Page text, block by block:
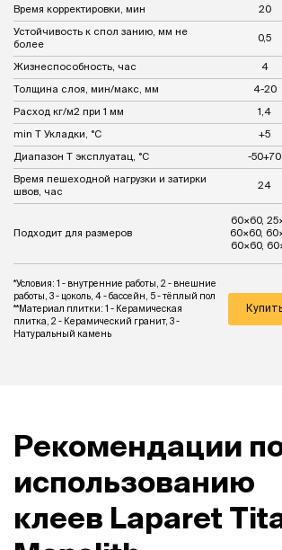
Время корректировки, мин 20
Устойчивость к спол занию, мм не
более
0,5
Жизнеспособность, час 4
Толщина слоя, мин/макс, мм 4-20
Расход кг/м2 при 1 мм 1,4
min Т Укладки, °С +5
Диапазон Т эксплуатац, °С -50+70
Время пешеходной нагрузки и затирки
швов, час
24
Подходит для размеров
60×60,
60×60,
60×60,
*Условия: 1 - внутренние работы, 2 - внешние
работы, 3 - цоколь, 4 - бассейн, 5 - тёплый пол
**Материал плитки: 1 - Керамическая
плитка, 2 - Керамический гранит, 3 -
Натуральный камень
Рекомендации
использованию
клеев Laparet